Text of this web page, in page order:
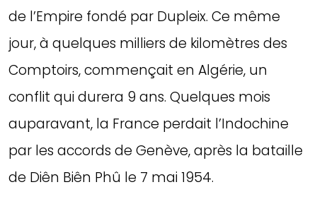
de l’Empire fondé par Dupleix. Ce même
jour, à quelques milliers de kilomètres des
Comptoirs, commençait en Algérie, un
conflit qui durera 9 ans. Quelques mois
auparavant, la France perdait l’Indochine
par les accords de Genève, après la bataille
de Diên Biên Phû le 7 mai 1954.